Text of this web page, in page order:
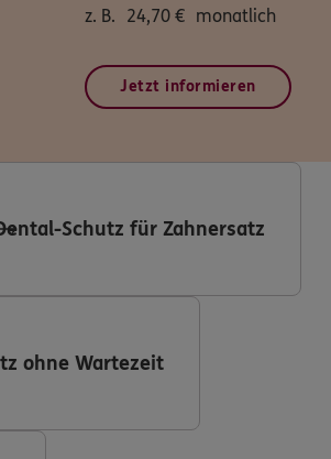
z. B. 24,70 € monatlich
Jetzt informieren
Schutz für Zahnersatz
ohne Wartezeit